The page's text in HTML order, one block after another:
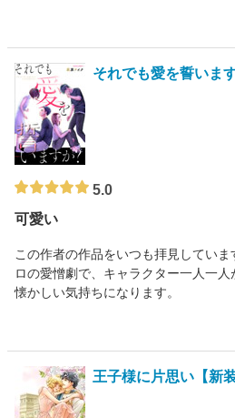
それでも愛を誓いま
5.0
可愛い
この作者の作品をいつも拝見してい
ロの愛憎劇で、キャラクター一人一
懐かしい気持ちになります。
王子様に片思い【新装